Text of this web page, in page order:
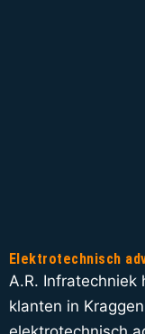
Elektrotechnisch
A.R. Infratechniek
klanten in